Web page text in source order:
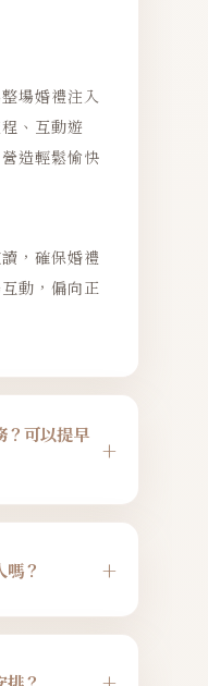
場婚禮注入
、互動遊
造輕鬆愉快
，確保婚禮
動，偏向正
？可以提早 +
於婚禮前三
隨時樂意協
？ +
仍能確保流